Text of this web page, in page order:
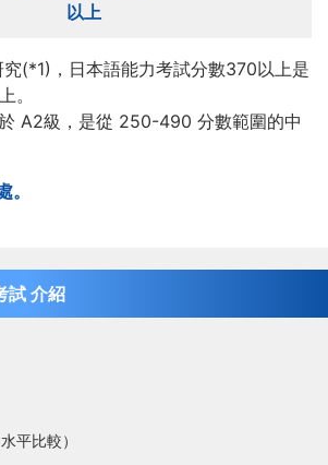
以上
(*1)，日本語能力考試分數370以上是
。
A2級，是從 250-490 分數範圍的中
試 介紹
平比較）